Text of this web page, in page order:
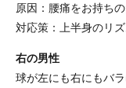
原因：腰痛をお持ち
対応策：上半身のリ
右の男性
球が左にも右にもバラ